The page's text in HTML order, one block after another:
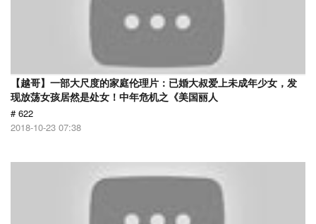
【越哥】一部大尺度的家庭伦理片：已婚大叔爱上未成年少女，发
现放荡女孩居然是处女！中年危机之《美国丽人
# 622
2018-10-23 07:38